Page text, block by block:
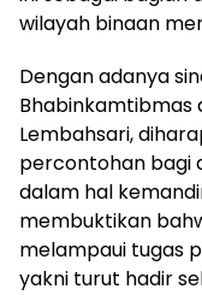
wilayah binaan
Dengan adanya
Bhabinkamtibmas
Lembahsari,
percontohan bagi
dalam hal
membuktikan
melampaui tugas
yakni turut hadir